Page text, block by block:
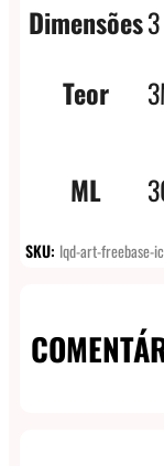
Dimensões
Teor
ML
SKU: lqd-art-freebase-